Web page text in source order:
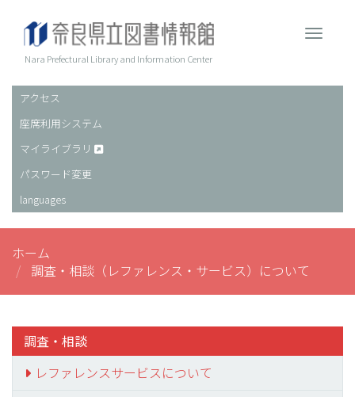
Nara Prefectural Library and Information Center
ヘ
ッ
ダ
ー
アクセス
座席利用システム
マイライブラリ
パスワード変更
languages
ホーム
調査・相談（レファレンス・サービス）について
調査・相談
レファレンスサービスについて